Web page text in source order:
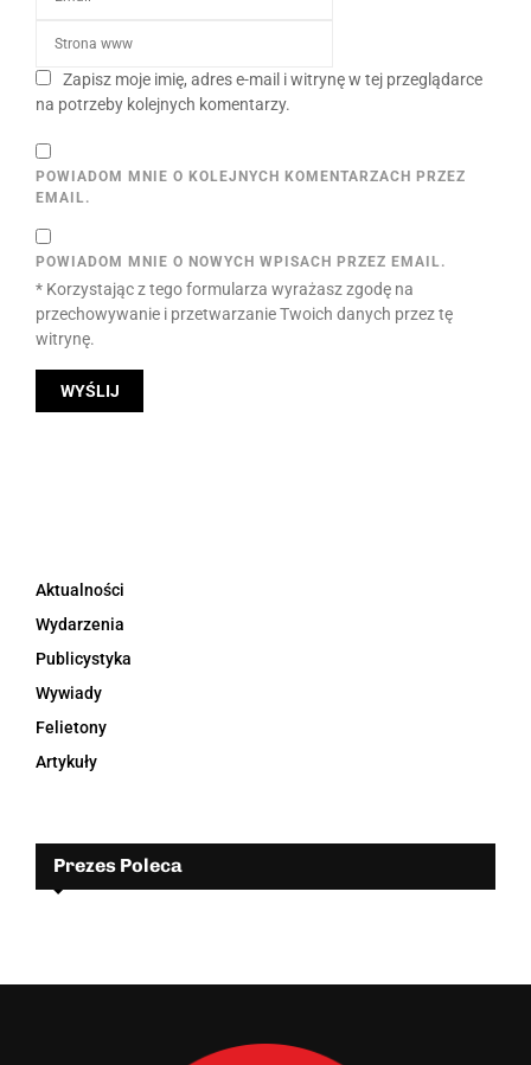
Zapisz moje imię, adres e-mail i witrynę w tej przeglądarce
na potrzeby kolejnych komentarzy.
POWIADOM MNIE O KOLEJNYCH KOMENTARZACH PRZEZ
EMAIL.
POWIADOM MNIE O NOWYCH WPISACH PRZEZ EMAIL.
* Korzystając z tego formularza wyrażasz zgodę na
przechowywanie i przetwarzanie Twoich danych przez tę
witrynę.
Aktualności
Wydarzenia
Publicystyka
Wywiady
Felietony
Artykuły
Prezes Poleca